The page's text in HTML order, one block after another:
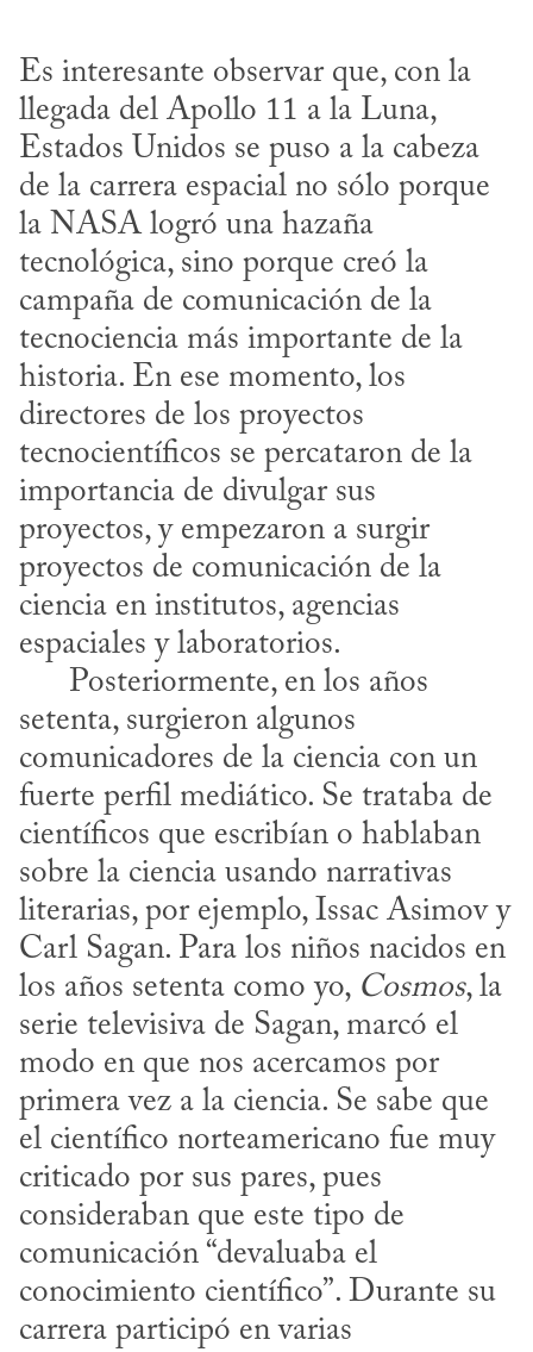
Es interesante observar que, con la
llegada del Apollo 11 a la Luna,
Estados Unidos se puso a la cabeza
de la carrera espacial no sólo porque
la NASA logró una hazaña
tecnológica, sino porque creó la
campaña de comunicación de la
tecnociencia más importante de la
historia. En ese momento, los
directores de los proyectos
tecnocientíficos se percataron de la
importancia de divulgar sus
proyectos, y empezaron a surgir
proyectos de comunicación de la
ciencia en institutos, agencias
espaciales y laboratorios.
setenta, surgieron algunos
comunicadores de la ciencia con un
fuerte perfil mediático. Se trataba de
científicos que escribían o hablaban
sobre la ciencia usando narrativas
literarias, por ejemplo, Issac Asimov y
Carl Sagan. Para los niños nacidos en
los años setenta como yo, Cosmos, la
serie televisiva de Sagan, marcó el
modo en que nos acercamos por
primera vez a la ciencia. Se sabe que
el científico norteamericano fue muy
criticado por sus pares, pues
consideraban que este tipo de
comunicación “devaluaba el
conocimiento científico”. Durante su
carrera participó en varias